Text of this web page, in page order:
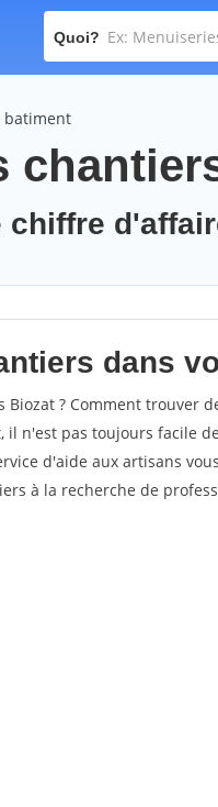
Quoi?
batiment
chiffre
dans
? Comment trouver
n'est pas toujours facile
d'aide aux artisans
à la recherche de